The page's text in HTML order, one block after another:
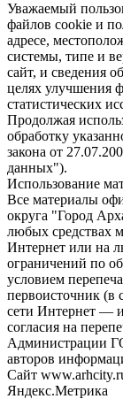
Уважаемый
файлов cookie и
адресе,
системы, типе и
сайт, и сведения
целях улучшения
статистических
Продолжая
обработку
закона от
данных").
Использование
Все материалы
округа "Город
любых средствах
Интернет или на
ограничений по
условием
первоисточник (в
сети Интернет —
согласия на
Администрации
авторов
Сайт
Яндекс.Метрика